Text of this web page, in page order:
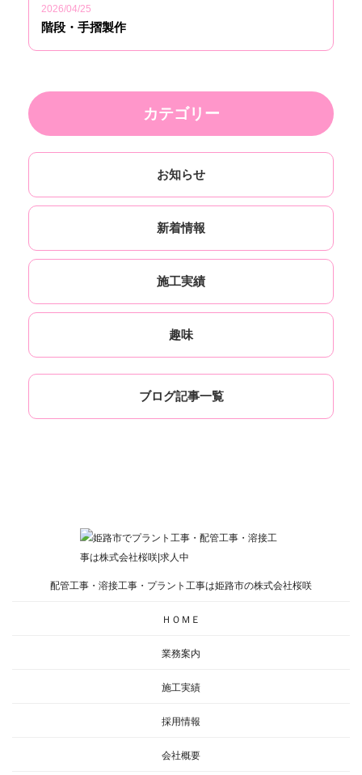
2026/04/25
階段・手摺製作
カテゴリー
お知らせ
新着情報
施工実績
趣味
ブログ記事一覧
配管工事・溶接工事・プラント工事は姫路市の株式会社桜咲
ＨＯＭＥ
業務案内
施工実績
採用情報
会社概要